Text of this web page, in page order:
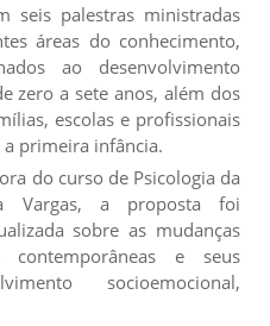
seis palestras ministradas
áreas do conhecimento,
ao desenvolvimento
zero a sete anos, além dos
escolas e profissionais
primeira infância.
do curso de Psicologia da
Vargas, a proposta foi
sobre as mudanças
contemporâneas e seus
socioemocional,